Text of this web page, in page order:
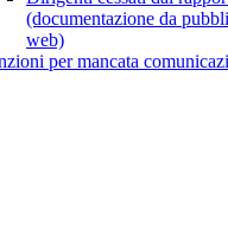
(documentazione da
web)
per mancata